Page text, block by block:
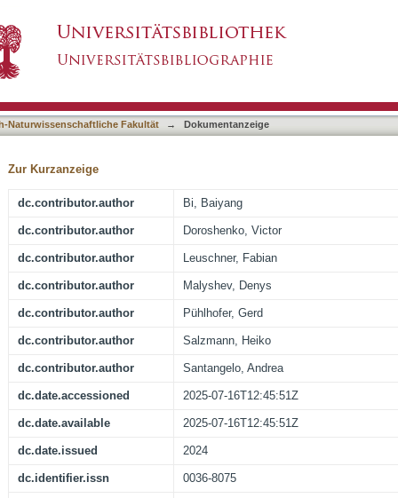
Naturwissenschaftliche Fakultät → Dokumentanzeige
Zur Kurzanzeige
dc.contributor.author Bi, Baiyang
dc.contributor.author Doroshenko, Victor
dc.contributor.author Leuschner, Fabian
dc.contributor.author Malyshev, Denys
dc.contributor.author Pühlhofer, Gerd
dc.contributor.author Salzmann, Heiko
dc.contributor.author Santangelo, Andrea
dc.date.accessioned 2025-07-16T12:45:51Z
dc.date.available 2025-07-16T12:45:51Z
dc.date.issued 2024
dc.identifier.issn 0036-8075